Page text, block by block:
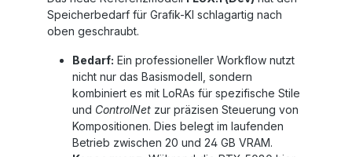
Speicherbedarf für Grafik-KI schlagartig nach
oben geschraubt.
Bedarf: Ein professioneller Workflow nutzt
nicht nur das Basismodell, sondern
kombiniert es mit LoRAs für spezifische Stile
und ControlNet zur präzisen Steuerung von
Kompositionen. Dies belegt im laufenden
Betrieb zwischen 20 und 24 GB VRAM.